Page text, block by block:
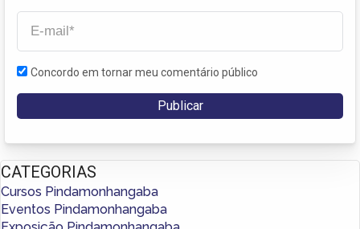
Concordo em tornar meu comentário público
CATEGORIAS
Cursos Pindamonhangaba
Eventos Pindamonhangaba